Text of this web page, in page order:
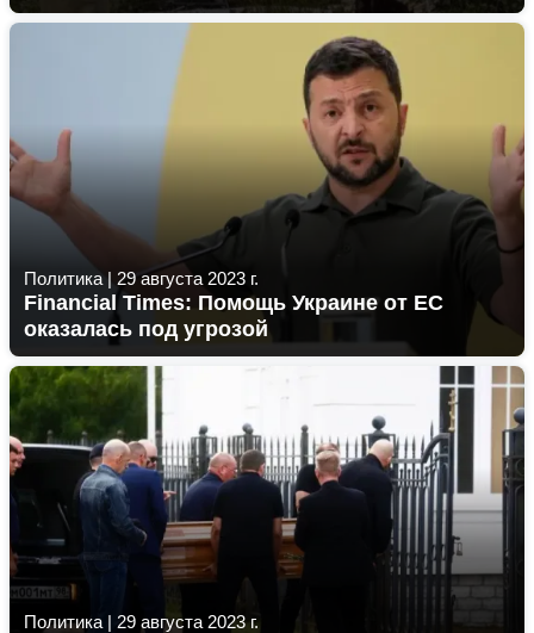
Политика | 29 августа 2023 г.
Financial Times: Помощь Украине от ЕС
оказалась под угрозой
Политика | 29 августа 2023 г.